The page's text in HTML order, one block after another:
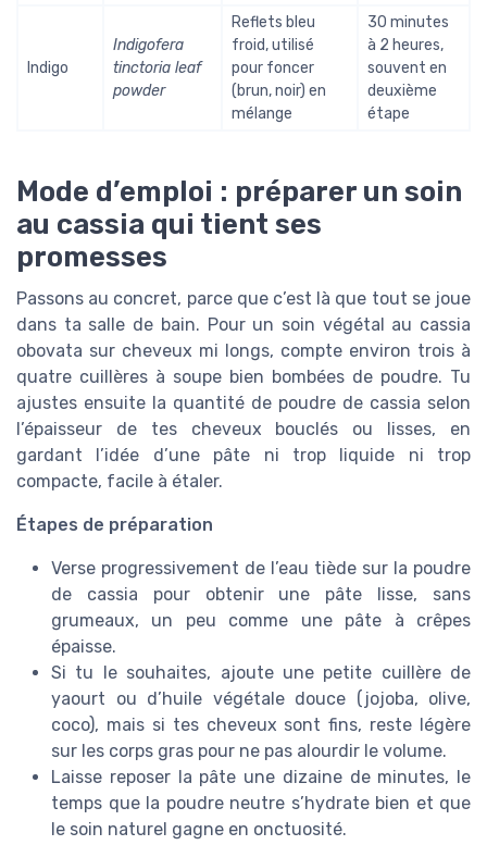
Indigo
Indigofera
tinctoria leaf
powder
Reflets bleu
froid, utilisé
pour foncer
(brun, noir) en
mélange
30 minutes
à 2 heures,
souvent en
deuxième
étape
Mode d’emploi : préparer un soin
au cassia qui tient ses
promesses
Passons au concret, parce que c’est là que tout se joue
dans ta salle de bain. Pour un soin végétal au cassia
obovata sur cheveux mi longs, compte environ trois à
quatre cuillères à soupe bien bombées de poudre. Tu
ajustes ensuite la quantité de poudre de cassia selon
l’épaisseur de tes cheveux bouclés ou lisses, en
gardant l’idée d’une pâte ni trop liquide ni trop
compacte, facile à étaler.
Étapes de préparation
Verse progressivement de l’eau tiède sur la poudre
de cassia pour obtenir une pâte lisse, sans
grumeaux, un peu comme une pâte à crêpes
épaisse.
Si tu le souhaites, ajoute une petite cuillère de
yaourt ou d’huile végétale douce (jojoba, olive,
coco), mais si tes cheveux sont fins, reste légère
sur les corps gras pour ne pas alourdir le volume.
Laisse reposer la pâte une dizaine de minutes, le
temps que la poudre neutre s’hydrate bien et que
le soin naturel gagne en onctuosité.